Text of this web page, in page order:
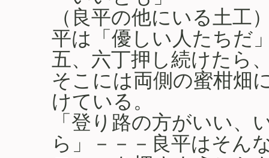
（良平の他にいる土工
平は「優しい人たちだ
五、六丁押し続けたら
そこには両側の蜜柑畑
けている。
「登り路の方がいい、
ら」－－－良平はそん